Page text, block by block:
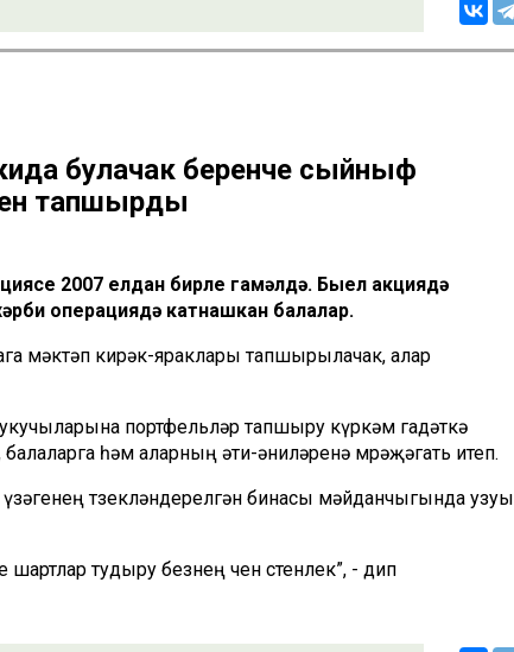
булачак беренче сыйныф
тапшырды
2007 елдан бирле гамәлдә. Быел акциядә
операциядә катнашкан балалар.
мәктәп кирәк-яраклары тапшырылачак, алар
портфельләр тапшыру күркәм гадәткә
һәм аларның әти-әниләренә мөрәҗәгать итеп.
төзекләндерелгән бинасы мәйданчыгында узуы
тудыру безнең өчен өстенлек”, - дип